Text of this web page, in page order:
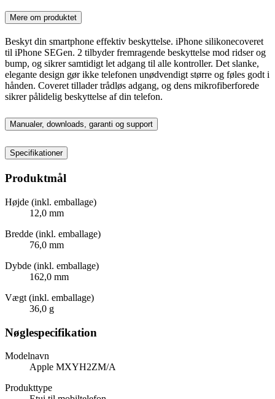
Mere om produktet
Beskyt din smartphone effektiv beskyttelse. iPhone silikonecoveret
til iPhone SEGen. 2 tilbyder fremragende beskyttelse mod ridser og
bump, og sikrer samtidigt let adgang til alle kontroller. Det slanke,
elegante design gør ikke telefonen unødvendigt større og føles godt i
hånden. Coveret tillader trådløs adgang, og dens mikrofiberforede
sikrer pålidelig beskyttelse af din telefon.
Manualer, downloads, garanti og support
Specifikationer
Produktmål
Højde (inkl. emballage)
12,0 mm
Bredde (inkl. emballage)
76,0 mm
Dybde (inkl. emballage)
162,0 mm
Vægt (inkl. emballage)
36,0 g
Nøglespecifikation
Modelnavn
Apple MXYH2ZM/A
Produkttype